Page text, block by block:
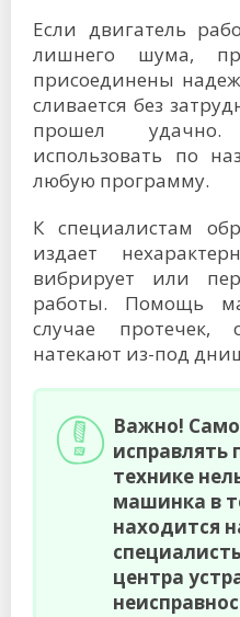
Если двигатель
лишнего шума,
присоединены
сливается без
прошел
использовать по
любую программу.
К специалистам
издает
вибрирует или
работы. Помощь
случае протечек,
натекают из-под
Важно!
исправлять
технике
машинка в
находится
центра